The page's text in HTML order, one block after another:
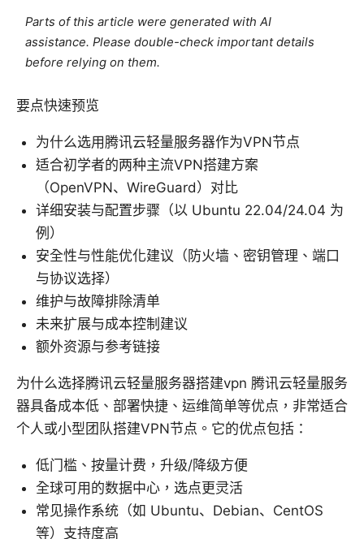
Parts of this article were generated with AI
assistance. Please double-check important details
before relying on them.
要点快速预览
为什么选用腾讯云轻量服务器作为VPN节点
适合初学者的两种主流VPN搭建方案
（OpenVPN、WireGuard）对比
详细安装与配置步骤（以 Ubuntu 22.04/24.04 为
例）
安全性与性能优化建议（防火墙、密钥管理、端口
与协议选择）
维护与故障排除清单
未来扩展与成本控制建议
额外资源与参考链接
为什么选择腾讯云轻量服务器搭建vpn 腾讯云轻量服务
器具备成本低、部署快捷、运维简单等优点，非常适合
个人或小型团队搭建VPN节点。它的优点包括：
低门槛、按量计费，升级/降级方便
全球可用的数据中心，选点更灵活
常见操作系统（如 Ubuntu、Debian、CentOS
等）支持度高